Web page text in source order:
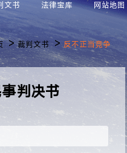
文书 法律宝库 网站地图
>裁判文书 >反不正当竞争
判决书